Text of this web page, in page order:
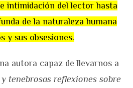
intimidación del lector hasta
de la naturaleza humana
y sus obsesiones.
autora capaz de llevarnos a
tenebrosas reflexiones sobre